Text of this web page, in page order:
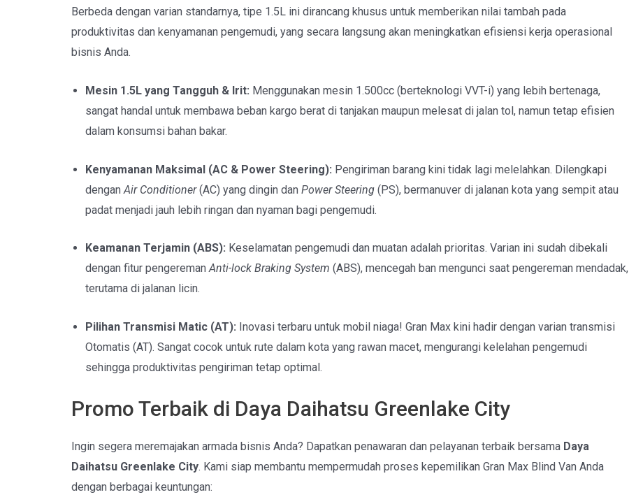
Berbeda dengan varian standarnya, tipe 1.5L ini dirancang khusus untuk memberikan nilai tambah pada
produktivitas dan kenyamanan pengemudi, yang secara langsung akan meningkatkan efisiensi kerja operasional
bisnis Anda.
Mesin 1.5L yang Tangguh & Irit: Menggunakan mesin 1.500cc (berteknologi VVT-i) yang lebih bertenaga,
sangat handal untuk membawa beban kargo berat di tanjakan maupun melesat di jalan tol, namun tetap efisien
dalam konsumsi bahan bakar.
Kenyamanan Maksimal (AC & Power Steering): Pengiriman barang kini tidak lagi melelahkan. Dilengkapi
dengan Air Conditioner(AC) yang dingin dan Power Steering (PS), bermanuver di jalanan kota yang sempit atau
padat menjadi jauh lebih ringan dan nyaman bagi pengemudi.
Keamanan Terjamin (ABS): Keselamatan pengemudi dan muatan adalah prioritas. Varian ini sudah dibekali
dengan fitur pengeremanAnti-lock Braking System (ABS), mencegah ban mengunci saat pengereman mendadak,
terutama di jalanan licin.
Pilihan Transmisi Matic (AT): Inovasi terbaru untuk mobil niaga! Gran Max kini hadir dengan varian transmisi
Otomatis (AT). Sangat cocok untuk rute dalam kota yang rawan macet, mengurangi kelelahan pengemudi
sehingga produktivitas pengiriman tetap optimal.
Promo Terbaik di Daya Daihatsu Greenlake City
Ingin segera meremajakan armada bisnis Anda? Dapatkan penawaran dan pelayanan terbaik bersama Daya
Daihatsu Greenlake City. Kami siap membantu mempermudah proses kepemilikan Gran Max Blind Van Anda
dengan berbagai keuntungan: